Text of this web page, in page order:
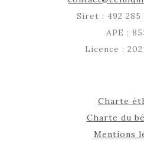
Siret : 492 285
APE :
Licence :
Charte
Charte du
Mentions